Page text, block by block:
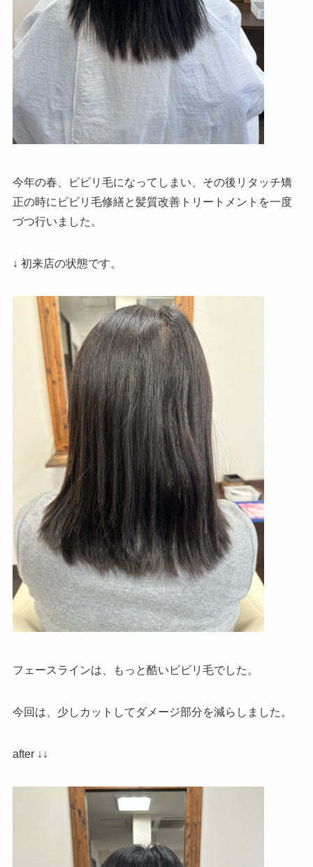
今年の春、ビビリ毛になってしまい、その後リタッチ矯
正の時にビビリ毛修繕と髪質改善トリートメントを一度
づつ行いました。
↓ 初来店の状態です。
フェースラインは、もっと酷いビビリ毛でした。
今回は、少しカットしてダメージ部分を減らしました。
after ↓↓